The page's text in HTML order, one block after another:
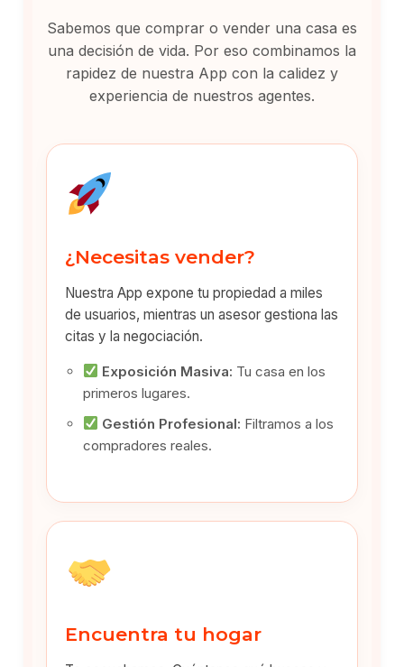
Sabemos que comprar o vender una casa es
una decisión de vida. Por eso combinamos la
rapidez de nuestra App con la calidez y
experiencia de nuestros agentes.
¿Necesitas vender?
Nuestra App expone tu propiedad a miles
de usuarios, mientras un asesor gestiona las
citas y la negociación.
Exposición Masiva: Tu casa en los
primeros lugares.
Gestión Profesional: Filtramos a los
compradores reales.
Encuentra tu hogar